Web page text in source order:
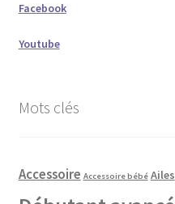
Facebook
Youtube
Mots clés
Accessoire Accessoire bébé Ailes